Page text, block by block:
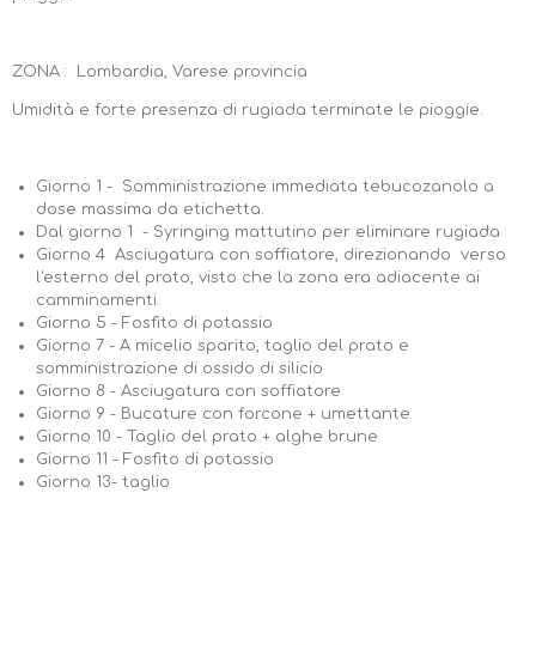
ZONA : Lombardia, Varese provincia
Umidità e forte presenza di rugiada terminate le pioggie.
Giorno 1 - Somministrazione immediata tebucozanolo a
dose massima da etichetta.
Dal giorno 1 - Syringing mattutino per eliminare rugiada
Giorno 4 Asciugatura con soffiatore, direzionando verso
l'esterno del prato, visto che la zona era adiacente ai
camminamenti.
Giorno 5 - Fosfito di potassio
Giorno 7 - A micelio sparito, taglio del prato e
somministrazione di ossido di silicio
Giorno 8 - Asciugatura con soffiatore
Giorno 9 - Bucature con forcone + umettante
Giorno 10 - Taglio del prato + alghe brune
Giorno 11 - Fosfito di potassio
Giorno 13- taglio